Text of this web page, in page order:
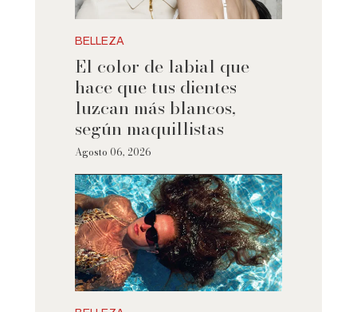
BELLEZA
El color de labial que
hace que tus dientes
luzcan más blancos,
según maquillistas
Agosto 06, 2026